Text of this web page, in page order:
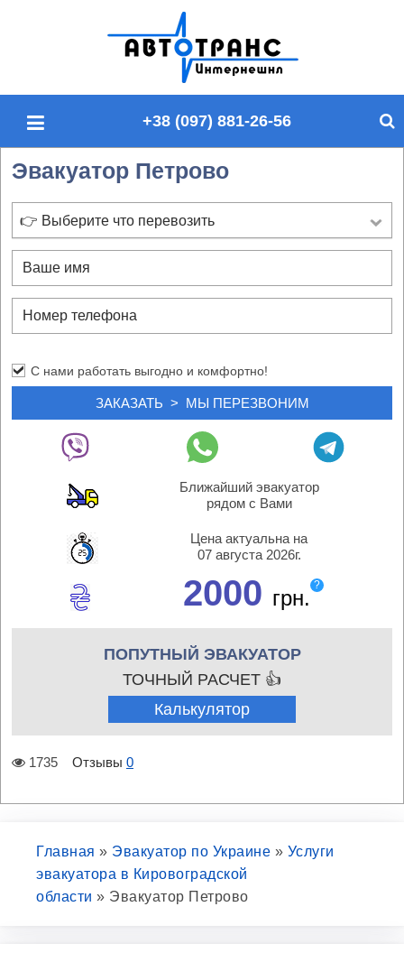
п
й
у
+38 (097) 881-26-56
Эвакуатор Петрово
👉 Выберите что перевозить
С нами работать выгодно и комфортно!
Ближайший эвакуатор
рядом с Вами
Цена актуальна на
07 августа 2026г.
2000 грн.
?
ПОПУТНЫЙ ЭВАКУАТОР
ТОЧНЫЙ РАСЧЕТ 👍
Калькулятор
1735 Отзывы 0
Главная » Эвакуатор по Украине » Услуги
эвакуатора в Кировоградской
области » Эвакуатор Петрово